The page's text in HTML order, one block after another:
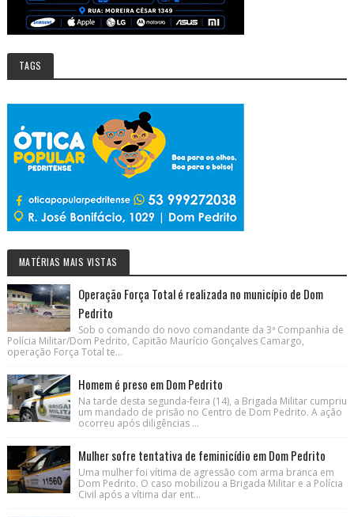
TAGS
MATÉRIAS MAIS VISTAS
Operação Força Total é realizada no município de Dom
Pedrito
Sob o comando do novo comandante da 3ª Companhia de
Polícia Militar/Dom Pedrito, Capitão Maurício Gonçalves Camargo,
operação Força Total te...
Homem é preso em Dom Pedrito
Na tarde desta segunda-feira (14), a Brigada Militar cumpriu
um mandado de prisão no Centro de Dom Pedrito. A ação
ocorreu após diligências ...
Mulher sofre tentativa de feminicídio em Dom Pedrito
Uma mulher foi vítima de agressão com arma branca em
Dom Pedrito. O caso mobilizou a Brigada Militar e a Polícia
Civil após a vítima dar ent...